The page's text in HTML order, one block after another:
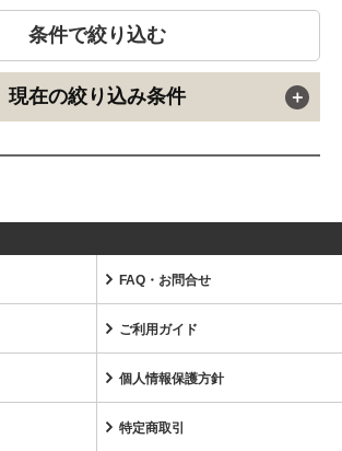
条件で絞り込む
現在の絞り込み条件
FAQ・お問合せ
ご利用ガイド
個人情報保護方針
特定商取引